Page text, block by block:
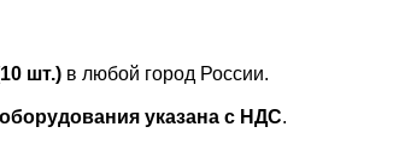
шт.) в любой город России.
указана с НДС.